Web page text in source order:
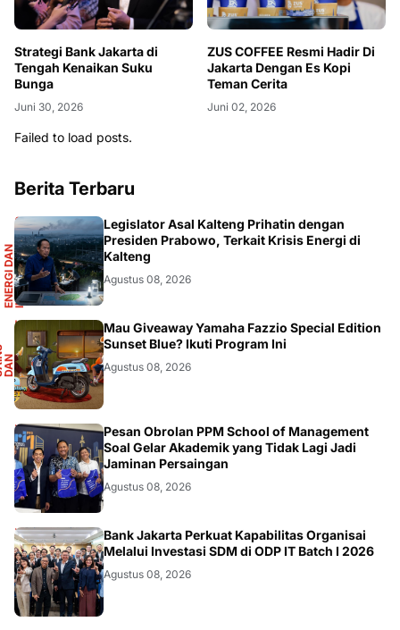
Strategi Bank Jakarta di
Tengah Kenaikan Suku
Bunga
Juni 30, 2026
ZUS COFFEE Resmi Hadir Di
Jakarta Dengan Es Kopi
Teman Cerita
Juni 02, 2026
Failed to load posts.
Berita Terbaru
E
N
E
R
G
I
D
A
N
I
N
F
R
A
S
T
R
U
K
T
UR
Legislator Asal Kalteng Prihatin dengan
Presiden Prabowo, Terkait Krisis Energi di
Kalteng
Agustus 08, 2026
N
OF
Mau Giveaway Yamaha Fazzio Special Edition
Sunset Blue? Ikuti Program Ini
Agustus 08, 2026
DIKBUDRISTEK
Pesan Obrolan PPM School of Management
Soal Gelar Akademik yang Tidak Lagi Jadi
Jaminan Persaingan
Agustus 08, 2026
DIKBUDRISTEK
Bank Jakarta Perkuat Kapabilitas Organisai
Melalui Investasi SDM di ODP IT Batch I 2026
Agustus 08, 2026